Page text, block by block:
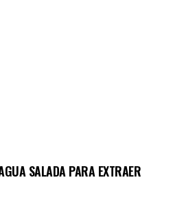
SALADA PARA EXTRAER